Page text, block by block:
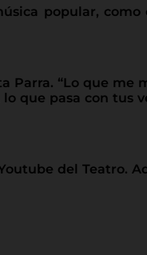
popular,
“Lo que me
que pasa con tus
del Teatro.